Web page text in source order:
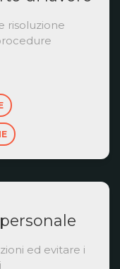
risoluzione
ed evitare i